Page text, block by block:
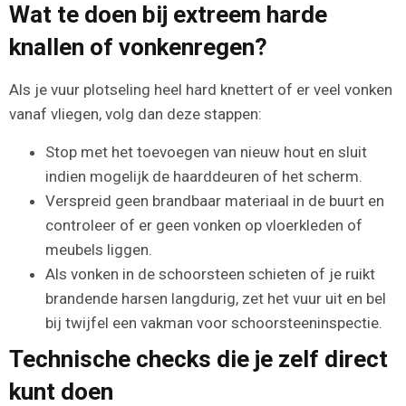
Wat te doen bij extreem harde
knallen of vonkenregen?
Als je vuur plotseling heel hard knettert of er veel vonken
vanaf vliegen, volg dan deze stappen:
Stop met het toevoegen van nieuw hout en sluit
indien mogelijk de haarddeuren of het scherm.
Verspreid geen brandbaar materiaal in de buurt en
controleer of er geen vonken op vloerkleden of
meubels liggen.
Als vonken in de schoorsteen schieten of je ruikt
brandende harsen langdurig, zet het vuur uit en bel
bij twijfel een vakman voor schoorsteeninspectie.
Technische checks die je zelf direct
kunt doen